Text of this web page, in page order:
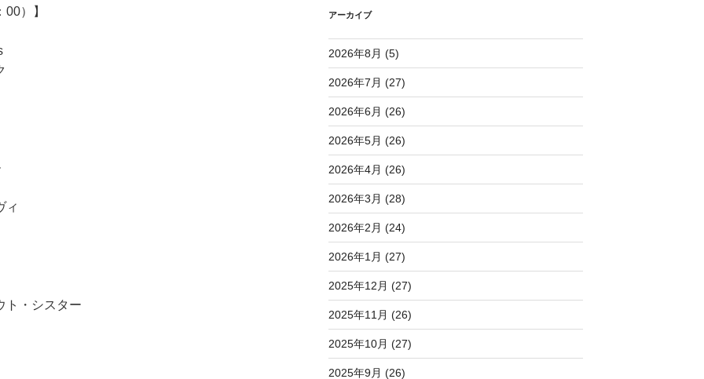
）】
ィ
・シスター
アーカイブ
2026年8月 (5)
2026年7月 (27)
2026年6月 (26)
2026年5月 (26)
2026年4月 (26)
2026年3月 (28)
2026年2月 (24)
2026年1月 (27)
2025年12月 (27)
2025年11月 (26)
2025年10月 (27)
2025年9月 (26)